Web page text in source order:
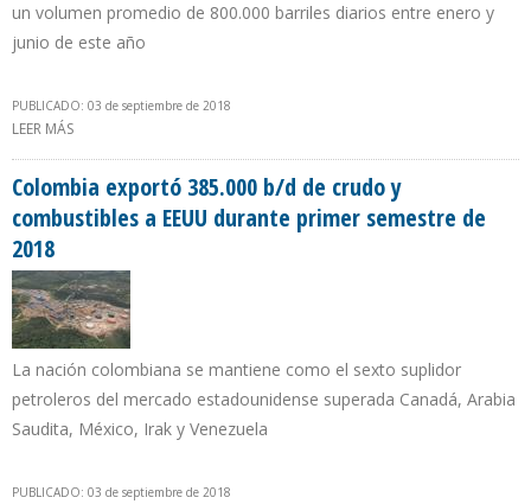
un volumen promedio de 800.000 barriles diarios entre enero y
junio de este año
PUBLICADO: 03 de septiembre de 2018
LEER MÁS
SEMESTRE DE 2018
Colombia exportó 385.000 b/d de crudo y
combustibles a EEUU durante primer semestre de
2018
La nación colombiana se mantiene como el sexto suplidor
petroleros del mercado estadounidense superada Canadá, Arabia
Saudita, México, Irak y Venezuela
PUBLICADO: 03 de septiembre de 2018